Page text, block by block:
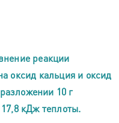
реакции
оксид кальция и оксид
10 г
кДж теплоты.